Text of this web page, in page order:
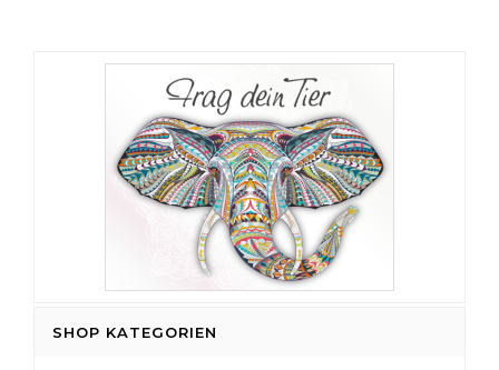
SHOP KATEGORIEN